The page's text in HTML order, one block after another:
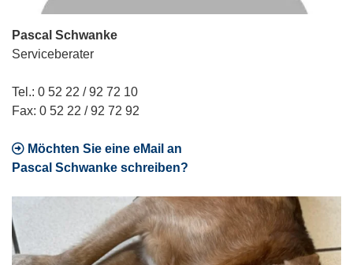
Pascal Schwanke
Serviceberater
Tel.: 0 52 22 / 92 72 10
Fax: 0 52 22 / 92 72 92
Möchten Sie eine eMail an
Pascal Schwanke schreiben?